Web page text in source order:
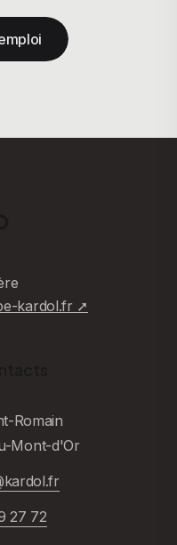
kardol.fr ➚
Romain
Mont-d'Or
27 72